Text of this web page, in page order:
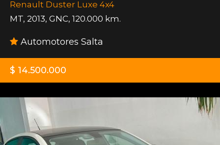
Renault Duster Luxe 4x4
MT, 2013, GNC, 120.000 km.
Automotores Salta
$ 14.500.000